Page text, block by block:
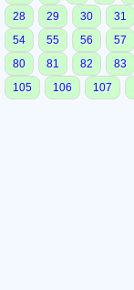
28
29 30 31
54
55 56 57
80
81 82 83
105
106 107